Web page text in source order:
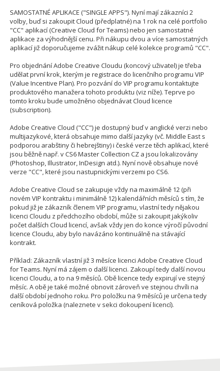
SAMOSTATNÉ APLIKACE ("SINGLE APPS"). Nyní mají zákazníci 2
volby, buď si zakoupit Cloud (předplatné) na 1 rok na celé portfolio
"CC" aplikací (Creative Cloud for Teams) nebo jen samostatné
aplikace za výhodnější cenu. Při nákupu dvou a více samostatných
aplikací již doporučujeme zvážit nákup celé kolekce programů "CC".
Pro objednání Adobe Creative Cloudu (koncový uživatel) je třeba
udělat první krok, kterým je registrace do licenčního programu VIP
(Value Incentive Plan). Pro pozvání do VIP programu kontaktujte
produktového manažera tohoto produktu (viz níže). Teprve po
tomto kroku bude umožněno objednávat Cloud licence
(subscription).
Adobe Creative Cloud ("CC") je dostupný buď v anglické verzi nebo
multijazykové, která obsahuje mimo další jazyky (vč. Middle East s
podporou arabštiny či hebrejštiny) i české verze těch aplikací, které
jsou běžně např. v CS6 Master Collection CZ a jsou lokalizovány
(Photoshop, Illustrator, InDesign atd.). Nyní nově obsahuje nové
verze "CC", které jsou nastupnickými verzemi po CS6.
Adobe Creative Cloud se zakupuje vždy na maximálně 12 (při
novém VIP kontraktu i minimálně 12) kalendářních měsíců s tím, že
pokud již je zákazník členem VIP programu, vlastní tedy nějakou
licenci Cloudu z předchozího období, může si zakoupit jakýkoliv
počet dalších Cloud licencí, avšak vždy jen do konce výročí původní
licence Cloudu, aby bylo navázáno kontinuálně na stávající
kontrakt.
Příklad: Zákazník vlastní již 3 měsíce licenci Adobe Creative Cloud
for Teams. Nyní má zájem o další licenci. Zakoupí tedy další novou
licenci Cloudu, a to na 9 měsíců. Obě licence tedy expirují ve stejný
měsíc. A obě je také možné obnovit zároveň ve stejnou chvíli na
další období jednoho roku. Pro položku na 9 měsíců je určena tedy
ceníková položka (naleznete v sekci dokoupení licencí).